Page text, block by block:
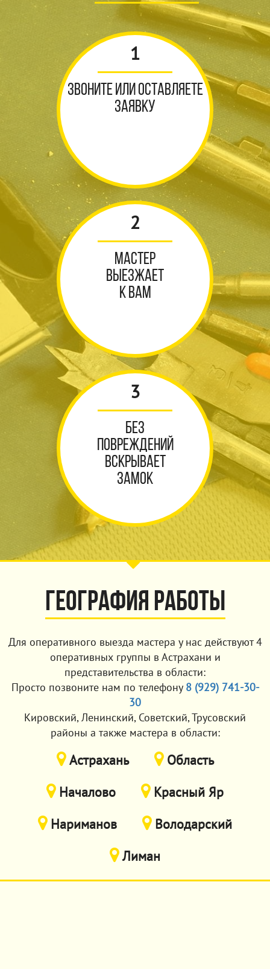
1
Звоните или оставляете
заявку
2
Мастер
выезжаeт
к вам
3
Без
повреждений
вскрывает
замок
География работы
Для оперативного выезда мастера у нас действуют 4
оперативных группы в Астрахани и
представительства в области:
Просто позвоните нам по телефону 8 (929) 741-30-
30
Кировский, Ленинский, Советский, Трусовский
районы а также мастера в области:
Астрахань
Область
Началово
Красный Яр
Нариманов
Володарский
Лиман